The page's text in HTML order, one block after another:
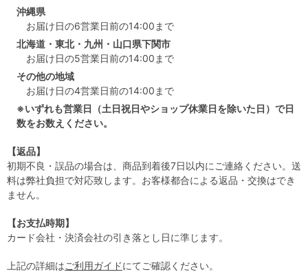
沖縄県
お届け日の6営業日前の14:00まで
北海道・東北・九州・山口県下関市
お届け日の5営業日前の14:00まで
その他の地域
お届け日の4営業日前の14:00まで
※いずれも営業日（土日祝日やショップ休業日を除いた日）で日
数をお数えください。
【返品】
初期不良・誤品の場合は、商品到着後7日以内にご連絡ください。送
料は弊社負担で対応致します。お客様都合による返品・交換はでき
ません。
【お支払時期】
カード会社・決済会社の引き落とし日に準じます。
上記の詳細はご利用ガイドにてご確認ください。